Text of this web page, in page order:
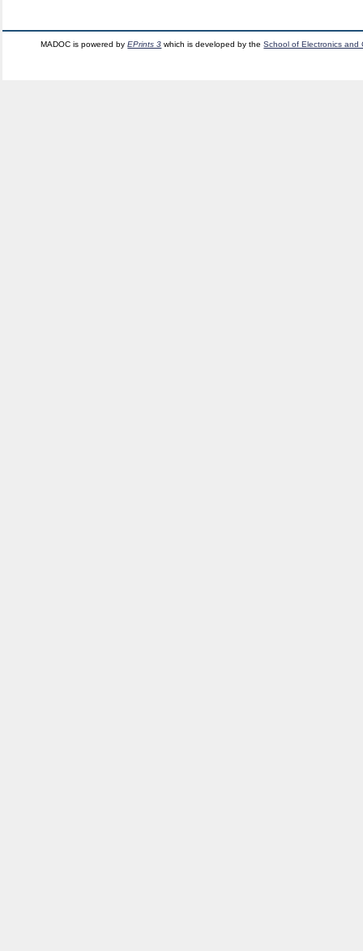
MADOC is powered byEPrints 3 which is developed by theSchool of Electronics and